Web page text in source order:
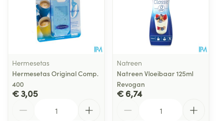
Hermesetas
Hermesetas Original Comp.
400
€ 3,05
Natreen
Natreen Vloeibaar 125ml
Revogan
€ 6,74